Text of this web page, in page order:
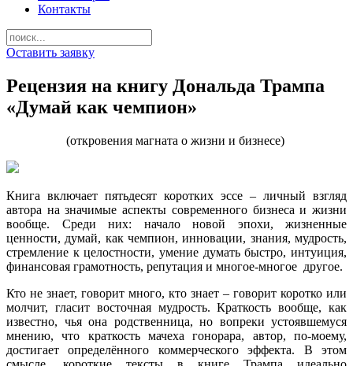
Контакты
Оставить заявку
Рецензия на книгу Дональда Трампа
«Думай как чемпион»
(откровения магната о жизни и бизнесе)
Книга включает пятьдесят коротких эссе – личный взгляд
автора на значимые аспекты современного бизнеса и жизни
вообще. Среди них: начало новой эпохи, жизненные
ценности, думай, как чемпион, инновации, знания, мудрость,
стремление к целостности, умение думать быстро, интуиция,
финансовая грамотность, репутация и многое-многое другое.
Кто не знает, говорит много, кто знает – говорит коротко или
молчит, гласит восточная мудрость. Краткость вообще, как
известно, чья она родственница, но вопреки устоявшемуся
мнению, что краткость мачеха гонорара, автор, по-моему,
достигает определённого коммерческого эффекта. В этом